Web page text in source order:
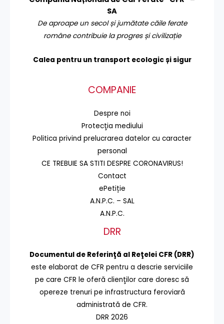
SA
De aproape un secol și jumătate căile ferate
române contribuie la progres și civilizație
Calea pentru un transport ecologic și sigur
COMPANIE
Despre noi
Protecţia mediului
Politica privind prelucrarea datelor cu caracter
personal
CE TREBUIE SA STITI DESPRE CORONAVIRUS!
Contact
ePetiție
A.N.P.C. – SAL
A.N.P.C.
DRR
Documentul de Referinţă al Reţelei CFR (DRR)
este elaborat de CFR pentru a descrie serviciile
pe care CFR le oferă clienţilor care doresc să
opereze trenuri pe infrastructura feroviară
administrată de CFR.
DRR 2026